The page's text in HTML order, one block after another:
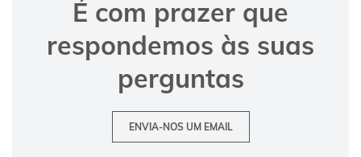
É com prazer que
respondemos às suas
perguntas
ENVIA-NOS UM EMAIL